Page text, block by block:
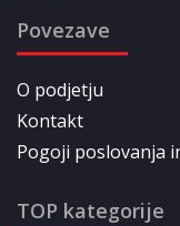
Povezave
O podjetju
Kontakt
Pogoji poslovanja
TOP kategorije